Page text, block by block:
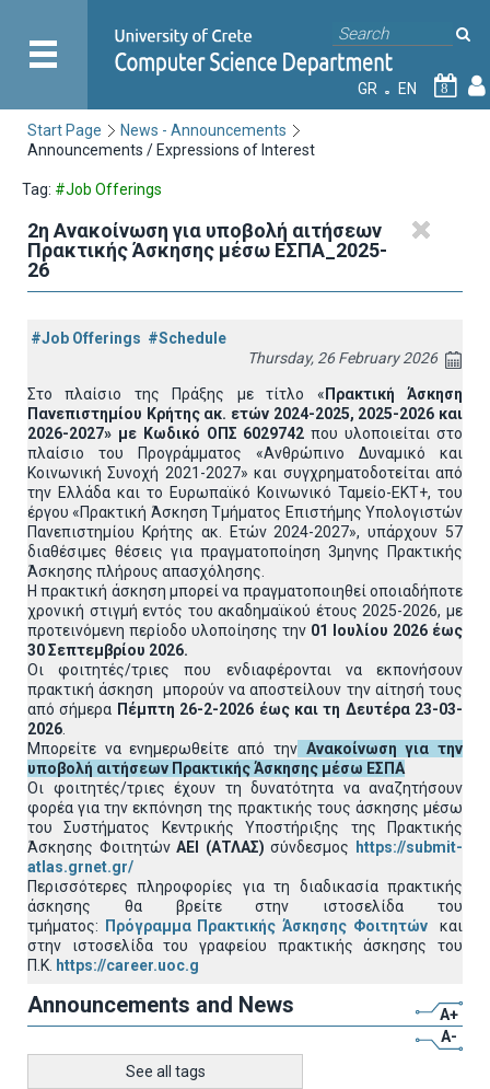
GR EN 8
Start Page
News - Announcements
Announcements / Expressions of Interest
Tag: #Job Offerings
2η Ανακοίνωση για υποβολή αιτήσεων
Πρακτικής Άσκησης μέσω ΕΣΠΑ_2025-
26
#Job Offerings #Schedule
Thursday, 26 February 2026
Στο πλαίσιο της Πράξης με τίτλο « Πρακτική Άσκηση
Πανεπιστημίου Κρήτης ακ. ετών 2024-2025, 2025-2026 και
2026-2027» με Κωδικό ΟΠΣ 6029742που υλοποιείται στο
πλαίσιο του Προγράμματος «Ανθρώπινο Δυναμικό και
Κοινωνική Συνοχή 2021-2027» και συγχρηματοδοτείται από
την Ελλάδα και το Ευρωπαϊκό Κοινωνικό Ταμείο-ΕΚΤ+, του
έργου «Πρακτική Άσκηση Τμήματος Επιστήμης Υπολογιστών
Πανεπιστημίου Κρήτης ακ. Ετών 2024-2027», υπάρχουν 57
διαθέσιμες θέσεις για πραγματοποίηση 3μηνης Πρακτικής
Άσκησης πλήρους απασχόλησης.
Η πρακτική άσκηση μπορεί να πραγματοποιηθεί οποιαδήποτε
χρονική στιγμή εντός του ακαδημαϊκού έτους 2025-2026, με
προτεινόμενη περίοδο υλοποίησης την 01 Ιουλίου 2026 έως
30 Σεπτεμβρίου 2026.
Οι φοιτητές/τριες που ενδιαφέρονται να εκπονήσουν
πρακτική άσκηση μπορούν να αποστείλουν την αίτησή τους
από σήμερα Πέμπτη 26-2-2026 έως και τη Δευτέρα 23-03-
2026
Μπορείτε να ενημερωθείτε από την Ανακοίνωση για την
υποβολή αιτήσεων Πρακτικής Άσκησης μέσω ΕΣΠΑ
Οι φοιτητές/τριες έχουν τη δυνατότητα να αναζητήσουν
φορέα για την εκπόνηση της πρακτικής τους άσκησης μέσω
του Συστήματος Κεντρικής Υποστήριξης της Πρακτικής
Άσκησης Φοιτητών ΑΕΙ (ΑΤΛΑΣ) σύνδεσμος
https://submit-
atlas.grnet.gr/
Περισσότερες πληροφορίες για τη διαδικασία πρακτικής
άσκησης θα βρείτε στην ιστοσελίδα του
τμήματος:
Πρόγραμμα Πρακτικής Άσκησης Φοιτητώνκαι
στην ιστοσελίδα του γραφείου πρακτικής άσκησης του
Π.Κ. https://career.uoc.g
Announcements and News
A+
A-
See all tags